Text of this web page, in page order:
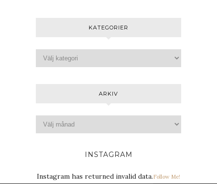
KATEGORIER
ARKIV
INSTAGRAM
Instagram has returned invalid data.Follow Me!